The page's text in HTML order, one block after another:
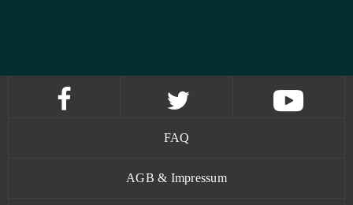
FAQ
AGB & Impressum